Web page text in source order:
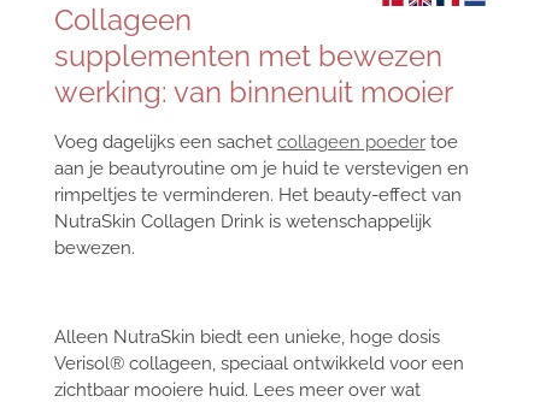
Collageen
supplementen met bewezen
werking: van binnenuit mooier
Voeg dagelijks een sachet collageen poedertoe
aan je beautyroutine om je huid te verstevigen en
rimpeltjes te verminderen. Het beauty-effect van
NutraSkin Collagen Drink is wetenschappelijk
bewezen.
Alleen NutraSkin biedt een unieke, hoge dosis
Verisol® collageen, speciaal ontwikkeld voor een
zichtbaar mooiere huid. Lees meer over wat